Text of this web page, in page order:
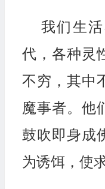
我们生
代，各种灵
不穷，其中
魔事者。他
鼓吹即身成
为诱饵，使